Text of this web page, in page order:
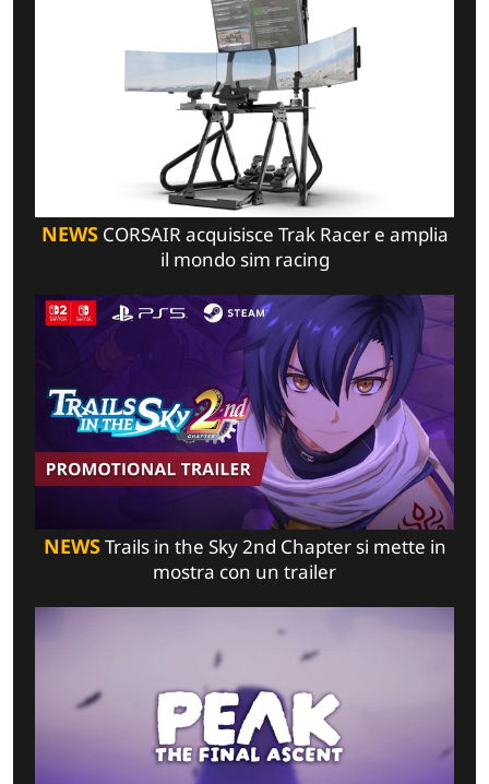
NEWSCORSAIR acquisisce Trak Racer e amplia
il mondo sim racing
NEWSTrails in the Sky 2nd Chapter si mette in
mostra con un trailer